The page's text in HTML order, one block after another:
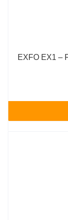
EXFO EX1 –